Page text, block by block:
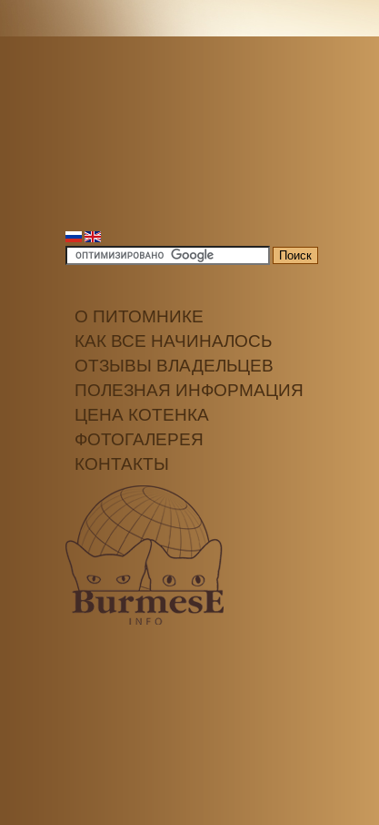
О ПИТОМНИКЕ
КАК ВСЕ НАЧИНАЛОСЬ
ОТЗЫВЫ ВЛАДЕЛЬЦЕВ
ПОЛЕЗНАЯ ИНФОРМАЦИЯ
ЦЕНА КОТЕНКА
ФОТОГАЛЕРЕЯ
КОНТАКТЫ